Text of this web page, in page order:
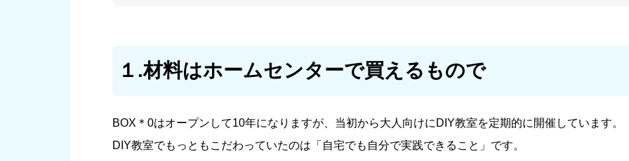
１.材料はホームセンターで買えるもので
BOX＊0はオープンして10年になりますが、当初から大人向けにDIY教室を定期的に開催しています。
DIY教室でもっともこだわっていたのは「自宅でも自分で実践できること」です。